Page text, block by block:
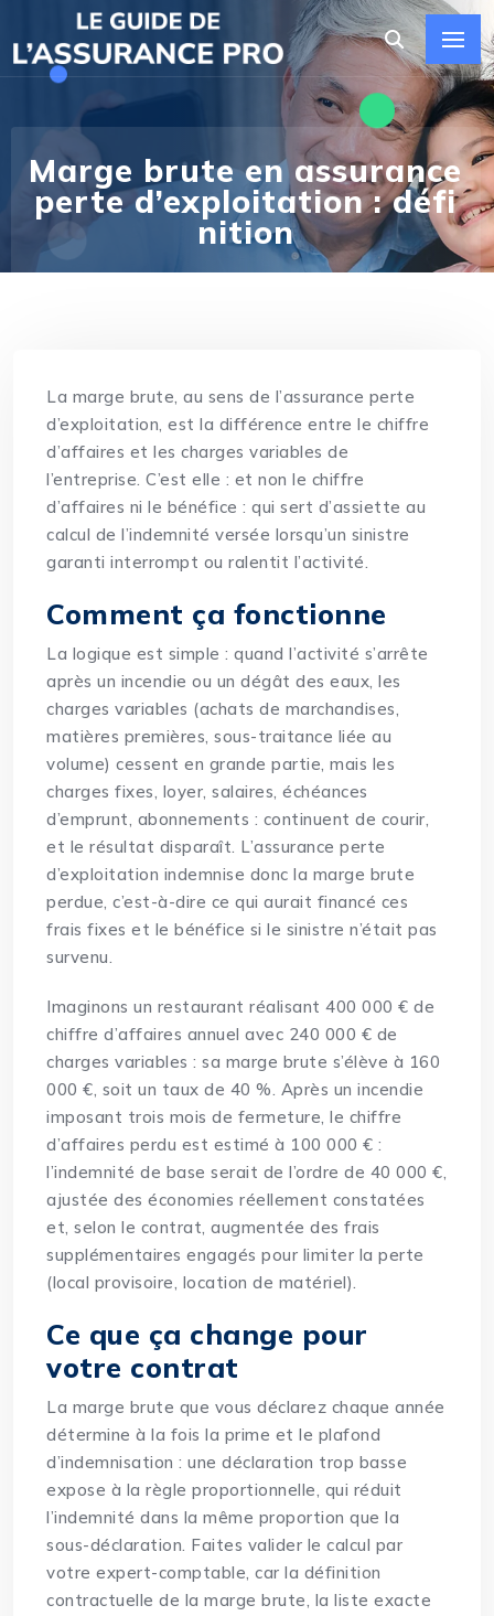
Marge brute en assurance
perte d’exploitation : défi
nition
La marge brute, au sens de l’assurance perte
d’exploitation, est la différence entre le chiffre
d’affaires et les charges variables de
l’entreprise. C’est elle : et non le chiffre
d’affaires ni le bénéfice : qui sert d’assiette au
calcul de l’indemnité versée lorsqu’un sinistre
garanti interrompt ou ralentit l’activité.
Comment ça fonctionne
La logique est simple : quand l’activité s’arrête
après un incendie ou un dégât des eaux, les
charges variables (achats de marchandises,
matières premières, sous-traitance liée au
volume) cessent en grande partie, mais les
charges fixes, loyer, salaires, échéances
d’emprunt, abonnements : continuent de courir,
et le résultat disparaît. L’assuranceperte
d’exploitation indemnise donc la marge brute
perdue, c’est-à-dire ce qui aurait financé ces
frais fixes et le bénéfice si le sinistre n’était pas
survenu.
Imaginons un restaurant réalisant 400 000 € de
chiffre d’affaires annuel avec 240 000 € de
charges variables : sa marge brute s’élève à 160
000 €, soit un taux de 40 %. Après un incendie
imposant trois mois de fermeture, le chiffre
d’affaires perdu est estimé à 100 000 € :
l’indemnité de base serait de l’ordre de 40 000 €,
ajustée des économies réellement constatées
et, selon le contrat, augmentée des frais
supplémentaires engagés pour limiter la perte
(local provisoire, location de matériel).
Ce que ça change pour
votre contrat
La marge brute que vous déclarez chaque année
détermine à la fois la prime et le plafond
d’indemnisation : une déclaration trop basse
expose à la règle proportionnelle, qui réduit
l’indemnité dans la même proportion que la
sous-déclaration. Faites valider le calcul par
votre expert-comptable, car la définition
contractuelle de la marge brute, la liste exacte